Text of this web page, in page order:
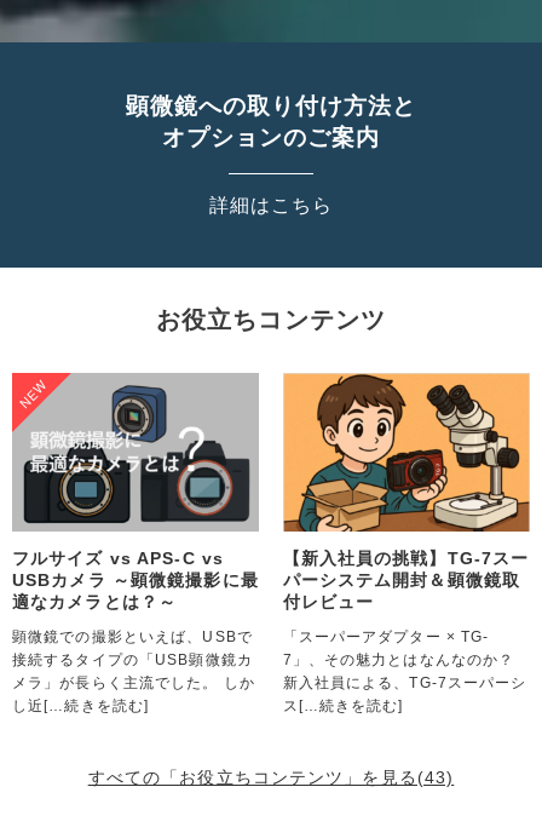
顕微鏡への取り付け方法と
オプションのご案内
詳細はこちら
お役立ちコンテンツ
フルサイズ vs APS-C vs
USBカメラ ～顕微鏡撮影に最
適なカメラとは？～
顕微鏡での撮影といえば、USBで
接続するタイプの「USB顕微鏡カ
メラ」が長らく主流でした。 しか
し近[…続きを読む]
【新入社員の挑戦】TG-7スー
パーシステム開封＆顕微鏡取
付レビュー
「スーパーアダプター × TG-
7」、その魅力とはなんなのか？
新入社員による、TG-7スーパーシ
ス […続きを読む]
すべての「お役立ちコンテンツ」を見る(43)